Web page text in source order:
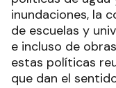
inundaciones, la
de escuelas y
e incluso de
estas políticas
que dan el